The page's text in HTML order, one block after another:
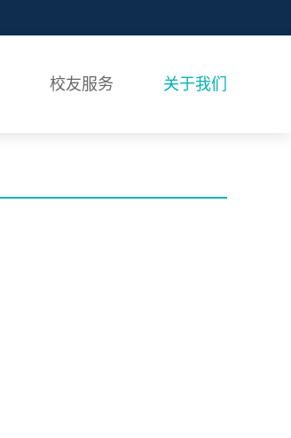
校友服务 关于我们